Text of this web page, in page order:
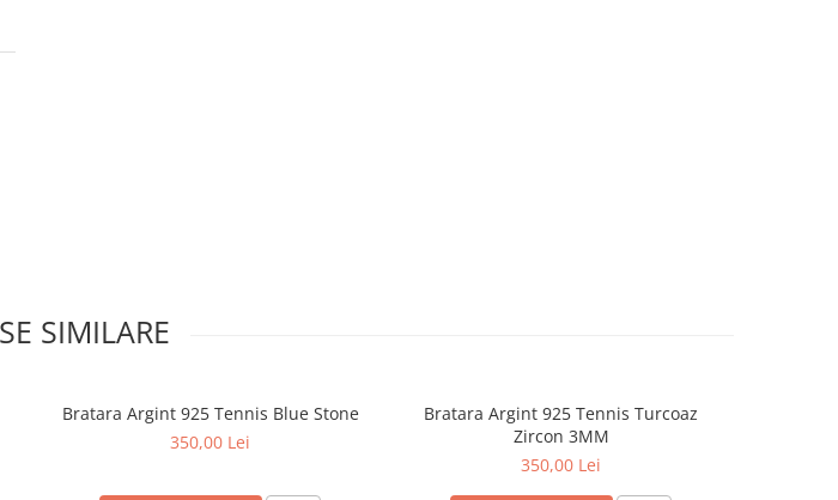
SIMILARE
Bratara Argint 925 Tennis Blue Stone
350,00 Lei
Bratara Argint 925 Tennis Turcoaz
Zircon 3MM
350,00 Lei